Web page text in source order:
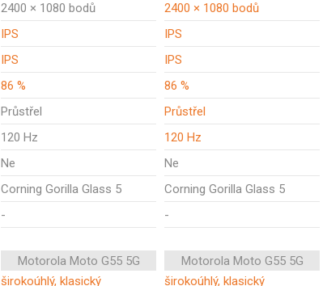
2400 × 1080 bodů 2400 × 1080 bodů
IPS IPS
IPS IPS
86 % 86 %
Průstřel Průstřel
120 Hz 120 Hz
Ne Ne
Corning Gorilla Glass 5 Corning Gorilla Glass 5
- -
Motorola Moto G55 5G Motorola Moto G55 5G
širokoúhlý, klasický širokoúhlý, klasický